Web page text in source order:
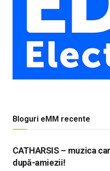
Bloguri eMM recente
CATHARSIS – muzica
după-amiezii!